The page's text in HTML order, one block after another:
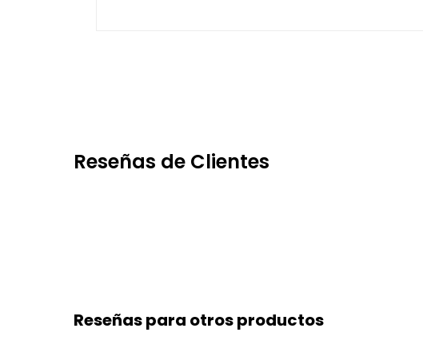
Reseñas de Clientes
Reseñas para otros productos